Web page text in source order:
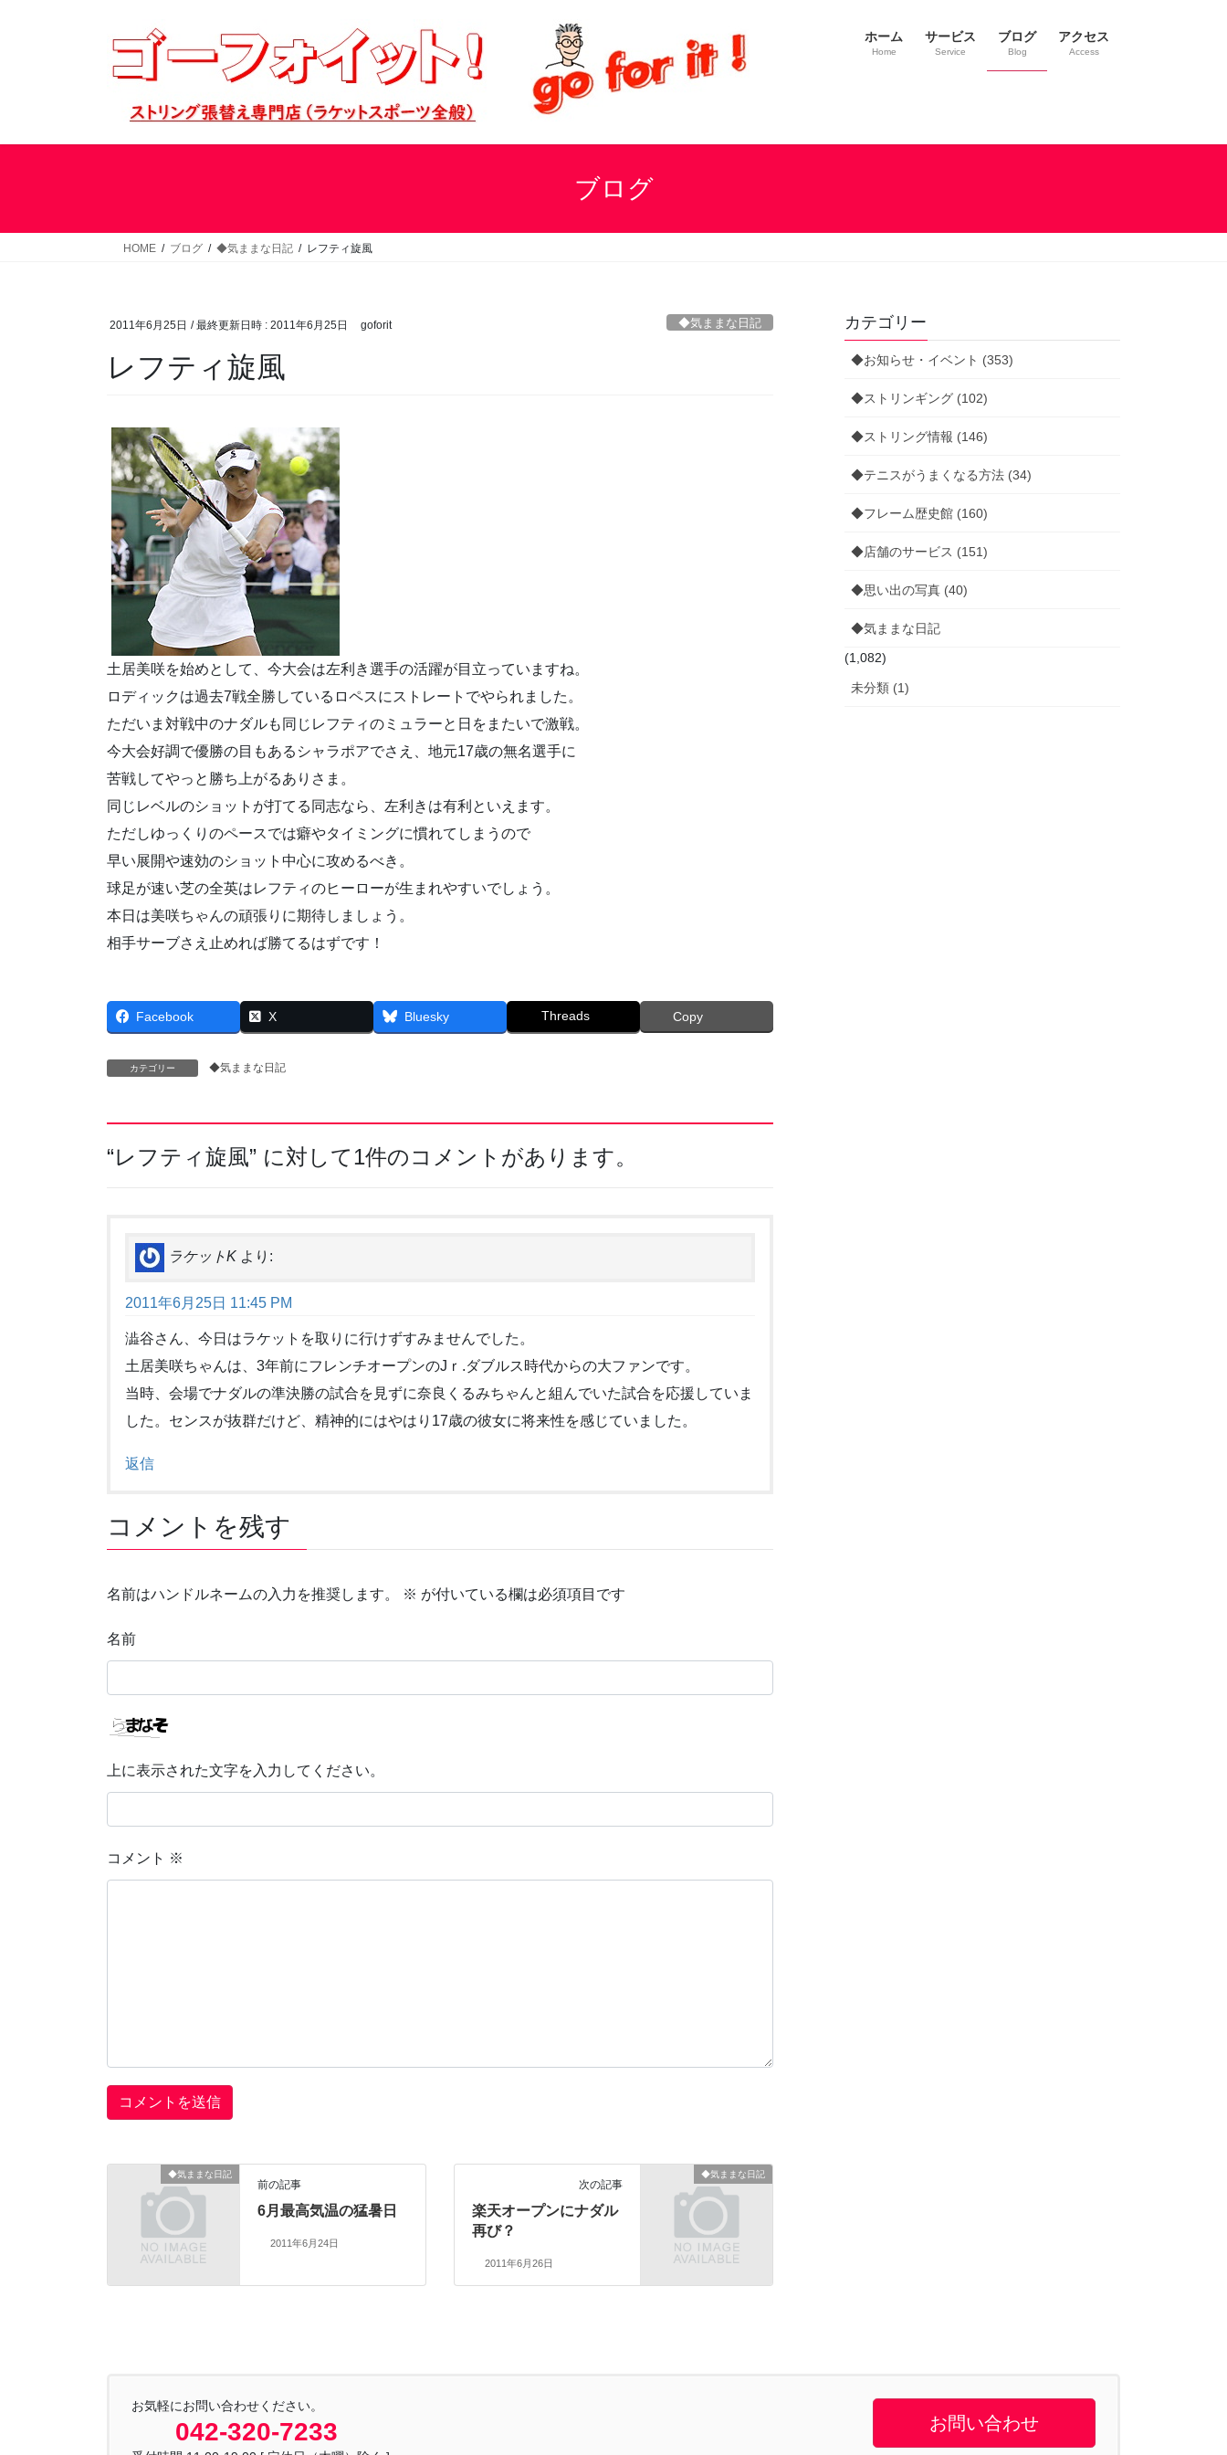
ス
ン
ホーム
Home
サービス
Service
ブログ
Blog
アクセス
Access
ブログ
HOME ブログ ◆気ままな日記 レフティ旋風
2011年6月25日 / 最終更新日時 : 2011年6月25日 goforit ◆気ままな日記
レフティ旋風
土居美咲を始めとして、今大会は左利き選手の活躍が目立っていますね。
ロディックは過去7戦全勝しているロペスにストレートでやられました。
ただいま対戦中のナダルも同じレフティのミュラーと日をまたいで激戦。
今大会好調で優勝の目もあるシャラポアでさえ、地元17歳の無名選手に
苦戦してやっと勝ち上がるありさま。
同じレベルのショットが打てる同志なら、左利きは有利といえます。
ただしゆっくりのペースでは癖やタイミングに慣れてしまうので
早い展開や速効のショット中心に攻めるべき。
球足が速い芝の全英はレフティのヒーローが生まれやすいでしょう。
本日は美咲ちゃんの頑張りに期待しましょう。
相手サーブさえ止めれば勝てるはずです！
Facebook X Bluesky Threads Copy
カテゴリー ◆気ままな日記
“レフティ旋風” に対して1件のコメントがあります。
ラケットK より:
2011年6月25日 11:45 PM
澁谷さん、今日はラケットを取りに行けずすみませんでした。
土居美咲ちゃんは、3年前にフレンチオープンのJｒ.ダブルス時代からの大ファンです。
当時、会場でナダルの準決勝の試合を見ずに奈良くるみちゃんと組んでいた試合を応援していま
した。センスが抜群だけど、精神的にはやはり17歳の彼女に将来性を感じていました。
返信
コメントを残す
名前はハンドルネームの入力を推奨します。 ※ が付いている欄は必須項目です
名前
上に表示された文字を入力してください。
コメント ※
◆気ままな日記
前の記事
6月最高気温の猛暑日
2011年6月24日
◆気ままな日記
次の記事
楽天オープンにナダル
再び？
2011年6月26日
カテゴリー
◆お知らせ・イベント (353)
◆ストリンギング (102)
◆ストリング情報 (146)
◆テニスがうまくなる方法 (34)
◆フレーム歴史館 (160)
◆店舗のサービス (151)
◆思い出の写真 (40)
◆気ままな日記
(1,082)
未分類 (1)
お気軽にお問い合わせください。
042-320-7233 お問い合わせ